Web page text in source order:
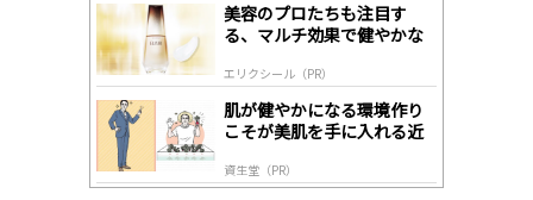
美容のプロたちも注目す
る、マルチ効果で健やかな
エリクシール（PR）
肌が健やかになる環境作り
こそが美肌を手に入れる近
資生堂（PR）